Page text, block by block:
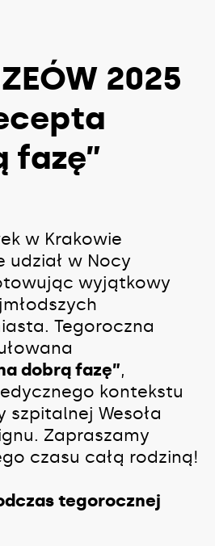
2025
fazę”
w Krakowie
udział w Nocy
wyjątkowy
Tegoroczna
dobrą fazę”,
kontekstu
szpitalnej Wesoła
Zapraszamy
czasu całą rodziną!
tegorocznej